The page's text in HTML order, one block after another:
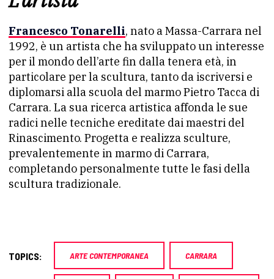
Francesco Tonarelli, nato a Massa-Carrara nel
1992, è un artista che ha sviluppato un interesse
per il mondo dell’arte fin dalla tenera età, in
particolare per la scultura, tanto da iscriversi e
diplomarsi alla scuola del marmo Pietro Tacca di
Carrara. La sua ricerca artistica affonda le sue
radici nelle tecniche ereditate dai maestri del
Rinascimento. Progetta e realizza sculture,
prevalentemente in marmo di Carrara,
completando personalmente tutte le fasi della
scultura tradizionale.
TOPICS: ARTE CONTEMPORANEA CARRARA